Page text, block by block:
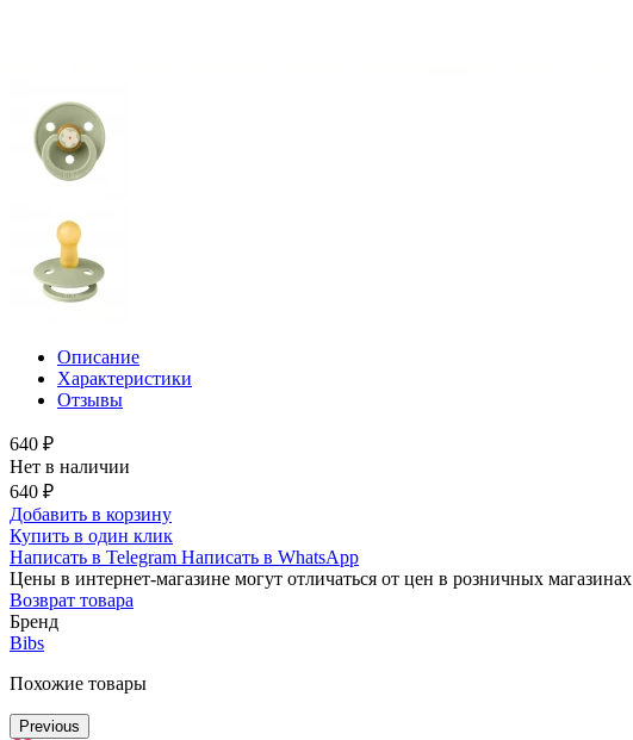
Описание
Характеристики
Отзывы
640 ₽
Нет в наличии
640 ₽
Добавить в корзину
Купить в один клик
Написать в Telegram Написать в WhatsApp
Цены в интернет-магазине могут отличаться от цен в розничных магазинах
Возврат товара
Бренд
Bibs
Похожие товары
Previous